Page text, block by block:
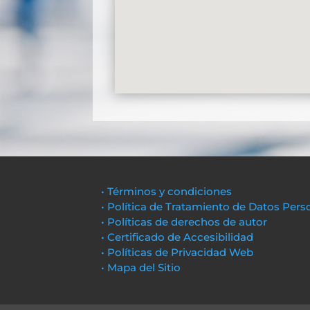
• Términos y condiciones
• Política de Tratamiento de Datos
• Políticas de derechos de autor
• Certificado de Accesibilidad
• Políticas de Privacidad Web
• Mapa del Sitio